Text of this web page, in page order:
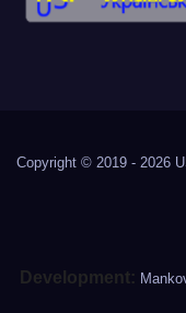
Copyright © 2019 - 2026
Development: